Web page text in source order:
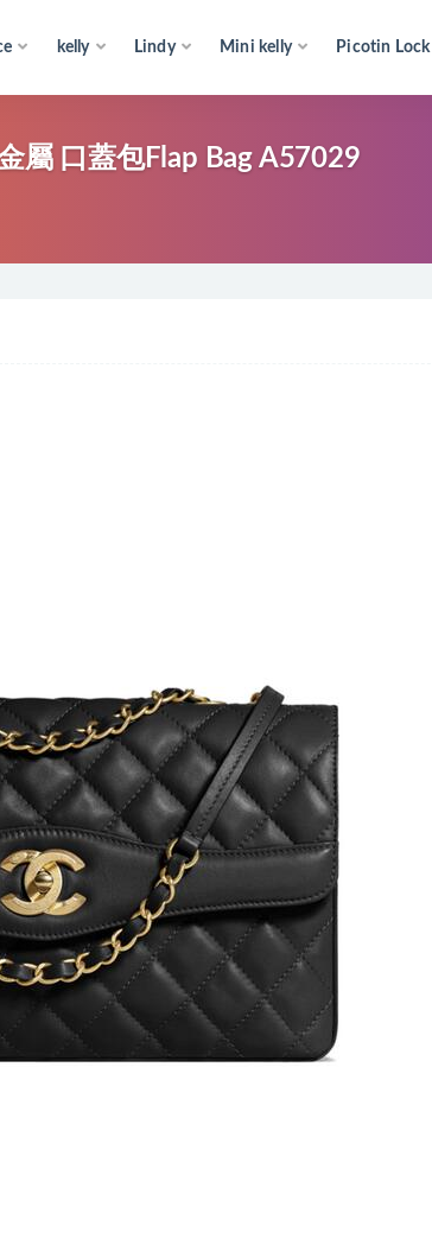
kelly Lindy Mini kelly Picotin Lock
屬 口蓋包Flap Bag A57029